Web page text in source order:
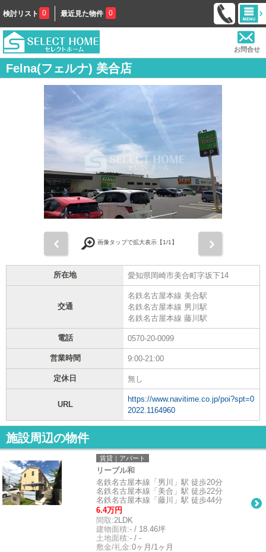
検討リスト 0 最近見た物件 0
お問合せ
Felna(フェルナ) 美合店
画像タップで拡大表示【1/1】
所在地 愛知県岡崎市美合町字坂下14
交通
名鉄名古屋本線 美合駅
名鉄名古屋本線 男川駅
名鉄名古屋本線 藤川駅
電話 0570-20-0099
営業時間 9:00-21:00
定休日 無し
URL
https://www.navitime.co.jp/poi?spt=0
2022.1164960
施設周辺の物件
賃貸｜アパート
リーブル和
名鉄名古屋本線「男川」駅 徒歩20分
名鉄名古屋本線「美合」駅 徒歩22分
名鉄名古屋本線「藤川」駅 徒歩44分
6.4万円
間取:2LDK
建物面積:- / 18.46坪
土地面積:- / -
敷金/礼金:0ヶ月/1ヶ月